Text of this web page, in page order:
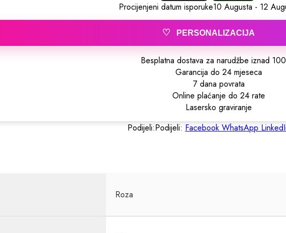
Procijenjeni datum isporuke10 Augusta - 12
♡ PERSONALIZACIJA
Besplatna dostava za narudžbe iznad
Garancija do 24 mjeseca
7 dana povrata
Online plaćanje do 24 rate
Lasersko graviranje
Podijeli:Podijeli: Facebook WhatsApp
Roza